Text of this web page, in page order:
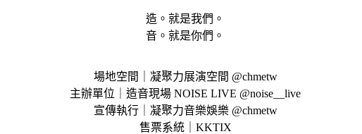
造。就是我們。
音。就是你們。
場地空間｜凝聚力展演空間 @chmetw
主辦單位｜造音現場 NOISE LIVE @noise__live
宣傳執行｜凝聚力音樂娛樂 @chmetw
售票系統｜KKTIX